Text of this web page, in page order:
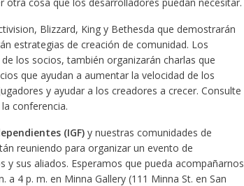
Blizzard, King y Bethesda que demostrarán
estrategias de creación de comunidad. Los
los socios, también organizarán charlas que
que ayudan a aumentar la velocidad de los
y ayudar a los creadores a crecer. Consulte
conferencia.
(IGF)y nuestras comunidades de
reuniendo para organizar un evento de
sus aliados. Esperamos que pueda acompañarnos
4 p. m. en Minna Gallery (111 Minna St. en San